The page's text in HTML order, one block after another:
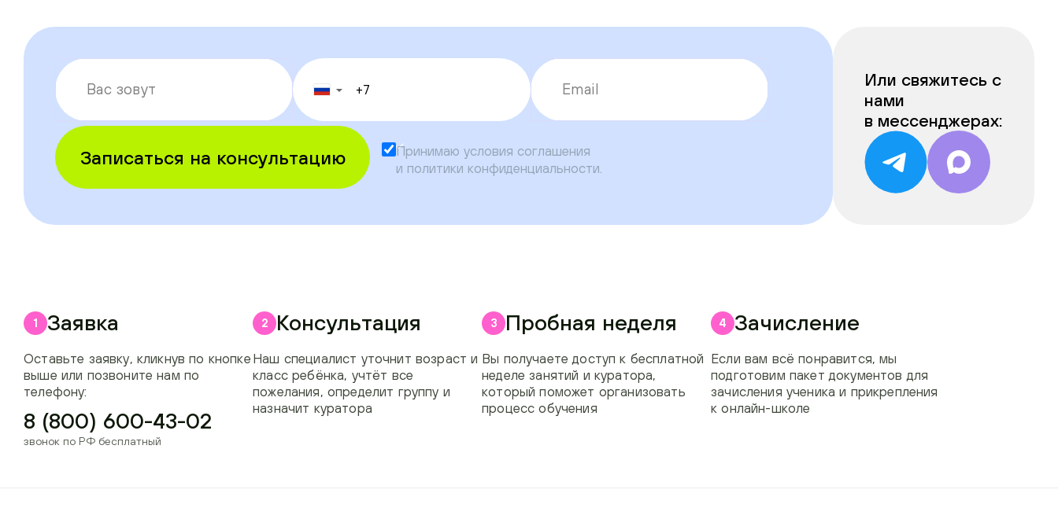
▼
Записаться на консультацию Принимаю условия соглашения
и политики конфиденциальности
Или свяжитесь с
нами
в мессенджерах:
1 Заявка
Оставьте заявку, кликнув по кнопке
выше или позвоните нам по
телефону:
8 (800) 600-43-02
звонок по РФ бесплатный
2 Консультация
Наш специалист уточнит возраст и
класс ребёнка, учтёт все
пожелания, определит группу и
назначит куратора
3 Пробная неделя
Вы получаете доступ к бесплатной
неделе занятий и куратора,
который поможет организовать
процесс обучения
4 Зачисление
Если вам всё понравится, мы
подготовим пакет документов для
зачисления ученика и прикрепления
к онлайн-школе